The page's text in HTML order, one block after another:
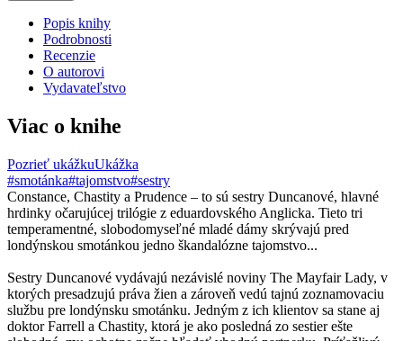
Popis knihy
Podrobnosti
Recenzie
O autorovi
Vydavateľstvo
Viac o knihe
Pozrieť ukážkuUkážka
#smotánka#tajomstvo#sestry
Constance, Chastity a Prudence – to sú sestry Duncanové, hlavné
hrdinky očarujúcej trilógie z eduardovského Anglicka. Tieto tri
temperamentné, slobodomyseľné mladé dámy skrývajú pred
londýnskou smotánkou jedno škandalózne tajomstvo...
Sestry Duncanové vydávajú nezávislé noviny The Mayfair Lady, v
ktorých presadzujú práva žien a zároveň vedú tajnú zoznamovaciu
službu pre londýnsku smotánku. Jedným z ich klientov sa stane aj
doktor Farrell a Chastity, ktorá je ako posledná zo sestier ešte